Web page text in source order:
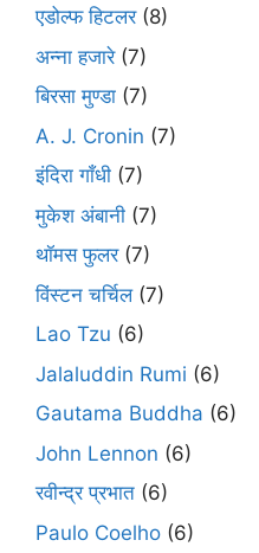
एडोल्फ हिटलर(8)
अन्ना हजारे(7)
बिरसा मुण्डा (7)
A. J. Cronin (7)
इंदिरा गाँधी (7)
मुकेश अंबानी (7)
थॉमस फुलर(7)
विंस्टन चर्चिल(7)
Lao Tzu (6)
Jalaluddin Rumi (6)
Gautama Buddha (6)
John Lennon (6)
रवीन्द्र प्रभात (6)
Paulo Coelho (6)